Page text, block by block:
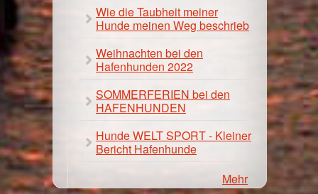
Wie die Taubheit meiner
Hunde meinen Weg beschrieb
Weihnachten bei den
Hafenhunden 2022
SOMMERFERIEN bei den
HAFENHUNDEN
Hunde WELT SPORT - Kleiner
Bericht Hafenhunde
Mehr